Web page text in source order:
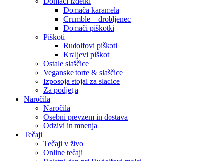
Domača karamela
Crumble – drobljenec
Domači piškotki
Piškoti
Rudolfovi piškoti
Kraljevi piškoti
Ostale slaščice
Veganske torte & slaščice
Izposoja stojal za sladice
Za podjetja
Naročila
Naročila
Osebni prevzem in dostava
Odzivi in mnenja
Tečaji
Tečaji v živo
Online tečaji